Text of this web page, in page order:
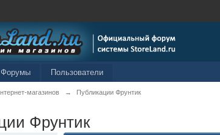
Форумы Пользователи
магазинов → Публикации Фрунтик
Фрунтик